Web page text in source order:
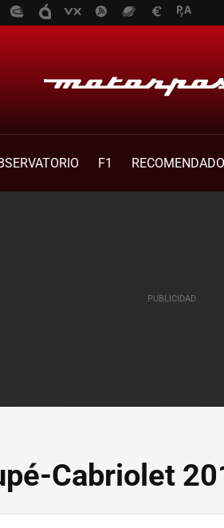
F1
Cabriolet